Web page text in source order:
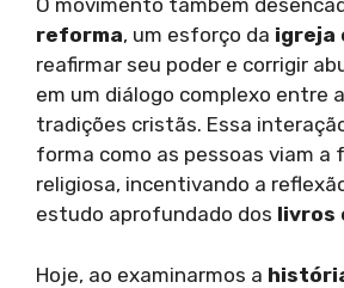
O movimento também
reforma, um esforço da igreja
reafirmar seu poder e corrigir
em um diálogo complexo entre
tradições cristãs. Essa
forma como as pessoas viam a
religiosa, incentivando a
estudo aprofundado dos livros
Hoje, ao examinarmos a